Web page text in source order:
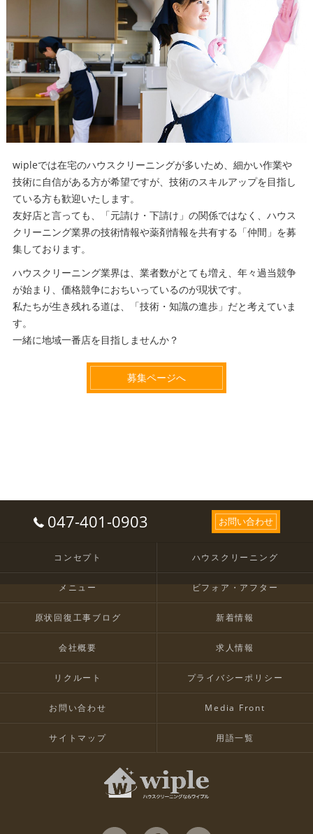
wipleでは在宅のハウスクリーニングが多いため、細かい作業や
技術に自信がある方が希望ですが、技術のスキルアップを目指し
ている方も歓迎いたします。
友好店と言っても、「元請け・下請け」の関係ではなく、ハウス
クリーニング業界の技術情報や薬剤情報を共有する「仲間」を募
集しております。
ハウスクリーニング業界は、業者数がとても増え、年々過当競争
が始まり、価格競争におちいっているのが現状です。
私たちが生き残れる道は、「技術・知識の進歩」だと考えていま
す。
一緒に地域一番店を目指しませんか？
募集ページへ
047-401-0903 お問い合わせ
コンセプト ハウスクリーニング
メニュー ビフォア・アフター
原状回復工事ブログ 新着情報
会社概要 求人情報
リクルート プライバシーポリシー
お問い合わせ Media Front
サイトマップ 用語一覧